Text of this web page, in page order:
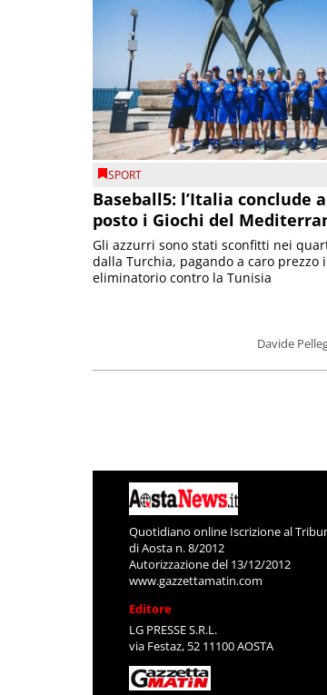
SPORT
Baseball5: l’Italia conclude
posto i Giochi del
Davide
Gli azzurri sono stati sconfitti nei
dalla Turchia, pagando a caro prezzo
eliminatorio contro la Tunisia
Quotidiano online Iscrizione al
di Aosta n. 8/2012
Autorizzazione del 13/12/2012
www.gazzettamatin.com
Editore
LG PRESSE S.R.L.
via Festaz, 52 11100 AOSTA